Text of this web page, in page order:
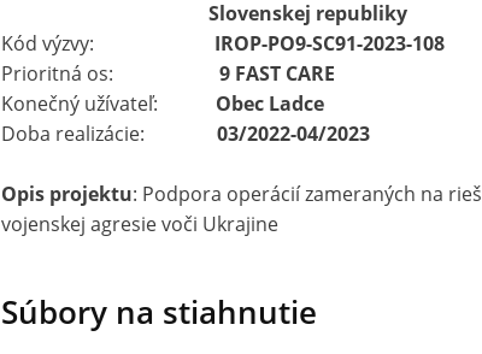
Slovenskej republiky
Kód výzvy: IROP-PO9-SC91-2023-108
Prioritná os: 9 FAST CARE
Konečný užívateľ: Obec Ladce
Doba realizácie: 03/2022-04/2023
Opis projektu: Podpora operácií zameraných na
vojenskej agresie voči Ukrajine
Súbory na stiahnutie